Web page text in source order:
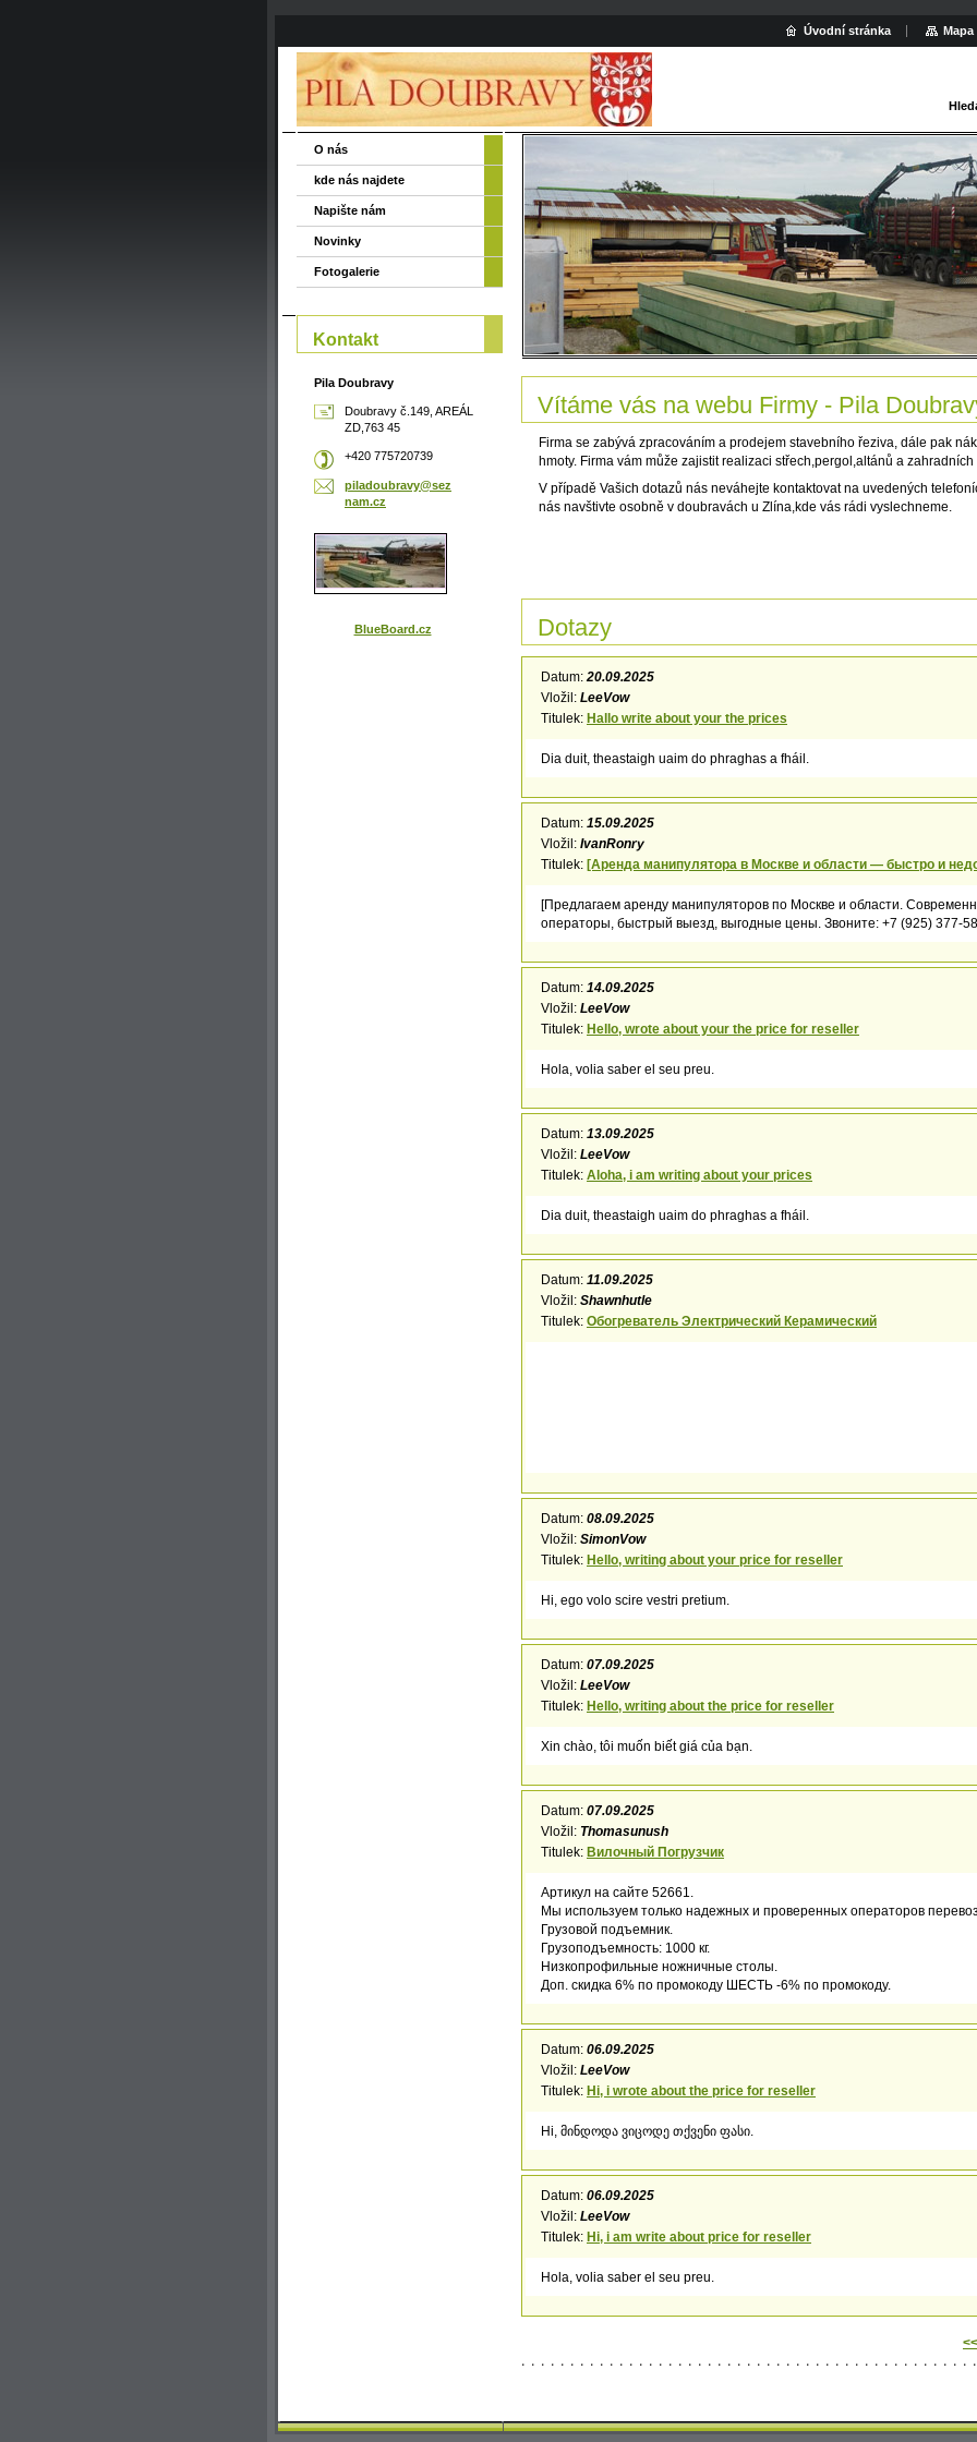
Vítáme vás na webu Firmy - Pila
Firma se zabývá zpracováním a prodejem stavebního řeziva, dále pak
hmoty. Firma vám může zajistit realizaci střech,pergol,altánů a zahradních
V případě Vašich dotazů nás neváhejte kontaktovat na uvedených
nás navštivte osobně v doubravách u Zlína,kde vás rádi vyslechneme.
Dotazy
Datum:20.09.2025
Vložil: LeeVow
Titulek: Hallo write about your the prices
Dia duit, theastaigh uaim do phraghas a fháil.
Datum: 15.09.2025
Vložil: IvanRonry
Titulek: [Аренда манипулятора в Москве и области — быстро и
[Предлагаем аренду манипуляторов по Москве и области.
операторы, быстрый выезд, выгодные цены. Звоните: +7 (925) 377-
Datum: 14.09.2025
Vložil: LeeVow
Titulek: Hello, wrote about your the price for reseller
Hola, volia saber el seu preu.
Datum: 13.09.2025
Vložil: LeeVow
Titulek: Aloha, i am writing about your prices
Dia duit, theastaigh uaim do phraghas a fháil.
Datum: 11.09.2025
Vložil: Shawnhutle
Titulek: Обогреватель Электрический Керамический
Datum: 08.09.2025
Vložil: SimonVow
Titulek: Hello, writing about your price for reseller
Hi, ego volo scire vestri pretium.
Datum: 07.09.2025
Vložil: LeeVow
Titulek: Hello, writing about the price for reseller
Xin chào, tôi muốn biết giá của bạn.
Datum: 07.09.2025
Vložil: Thomasunush
Titulek: Вилочный Погрузчик
Артикул на сайте 52661.
Мы используем только надежных и проверенных операторов
Грузовой подъемник.
Грузоподъемность: 1000 кг.
Низкопрофильные ножничные столы.
Доп. скидка 6% по промокоду ШЕСТЬ -6% по промокоду.
Datum: 06.09.2025
Vložil: LeeVow
Titulek: Hi, i wrote about the price for reseller
Hi, მინდოდა ვიცოდე თქვენი ფასი.
Datum: 06.09.2025
Vložil: LeeVow
Titulek: Hi, i am write about price for reseller
Hola, volia saber el seu preu.
<<
O nás
kde nás najdete
Napište nám
Novinky
Fotogalerie
Kontakt
Pila Doubravy
Doubravy č.149, AREÁL
ZD,763 45
+420 775720739
piladoubravy@sez
nam.cz
BlueBoard.cz
Úvodní stránka